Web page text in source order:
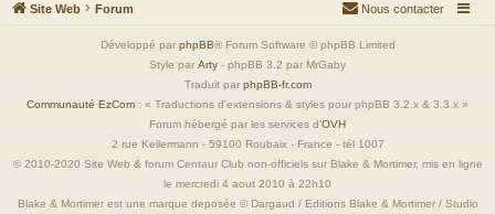
Site Web Forum Nous contacter
Développé par phpBB® Forum Software © phpBB Limited
Style par Arty - phpBB 3.2 par MrGaby
Traduit par phpBB-fr.com
Communauté EzCom : « Traductions d'extensions & styles pour phpBB 3.2.x & 3.3.x »
Forum hébergé par les services d’OVH
2 rue Kellermann - 59100 Roubaix - France - tél 1007
© 2010-2020 Site Web & forum Centaur Club non-officiels sur Blake & Mortimer, mis en ligne
le mercredi 4 aout 2010 à 22h10
Blake & Mortimer est une marque deposée © Dargaud / Editions Blake & Mortimer / Studio